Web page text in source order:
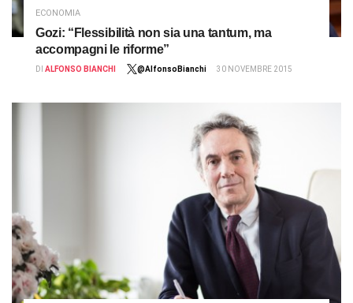
ECONOMIA
Gozi: “Flessibilità non sia una tantum, ma
accompagni le riforme”
DI ALFONSO BIANCHI @AlfonsoBianchi 30 NOVEMBRE 2015